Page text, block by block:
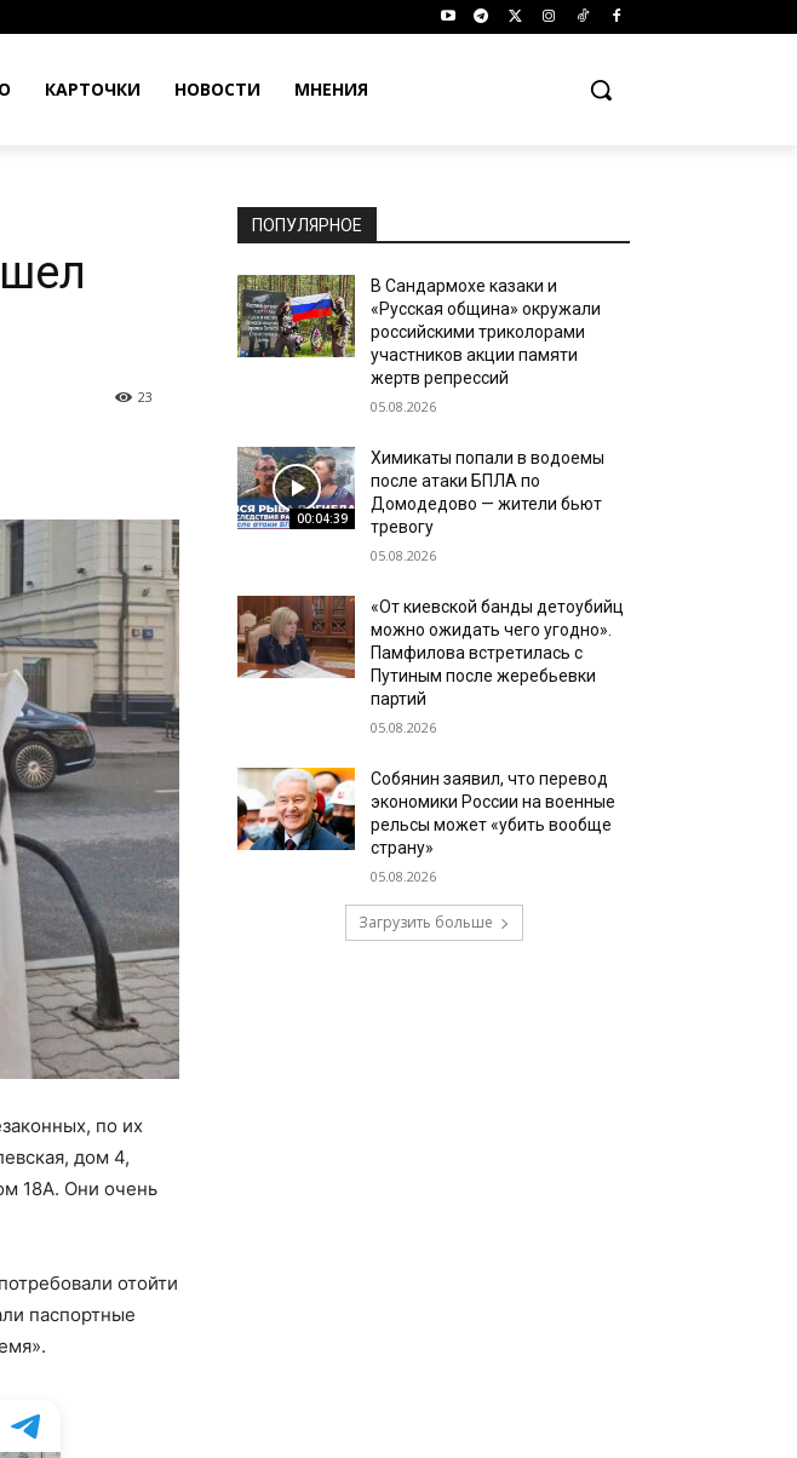
КАРТОЧКИ НОВОСТИ МНЕНИЯ
23
по их
дом 4,
18А. Они очень
отойти
паспортные
ПОПУЛЯРНОЕ
В Сандармохе казаки и
«Русская община» окружали
российскими триколорами
участников акции памяти
жертв репрессий
05.08.2026
00:04:39
Химикаты попали в водоемы
после атаки БПЛА по
Домодедово — жители бьют
тревогу
05.08.2026
«От киевской банды детоубийц
можно ожидать чего угодно».
Памфилова встретилась с
Путиным после жеребьевки
партий
05.08.2026
Собянин заявил, что перевод
экономики России на военные
рельсы может «убить вообще
страну»
05.08.2026
Загрузить больше